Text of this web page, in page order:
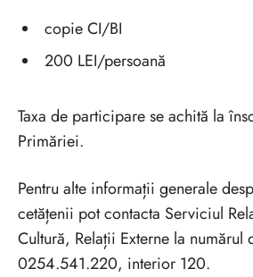
copie CI/BI
200 LEI/persoană
Taxa de participare se achită la
Primăriei.
Pentru alte informații generale
cetățenii pot contacta Serviciul
Cultură, Relații Externe la numărul
0254.541.220, interior 120.